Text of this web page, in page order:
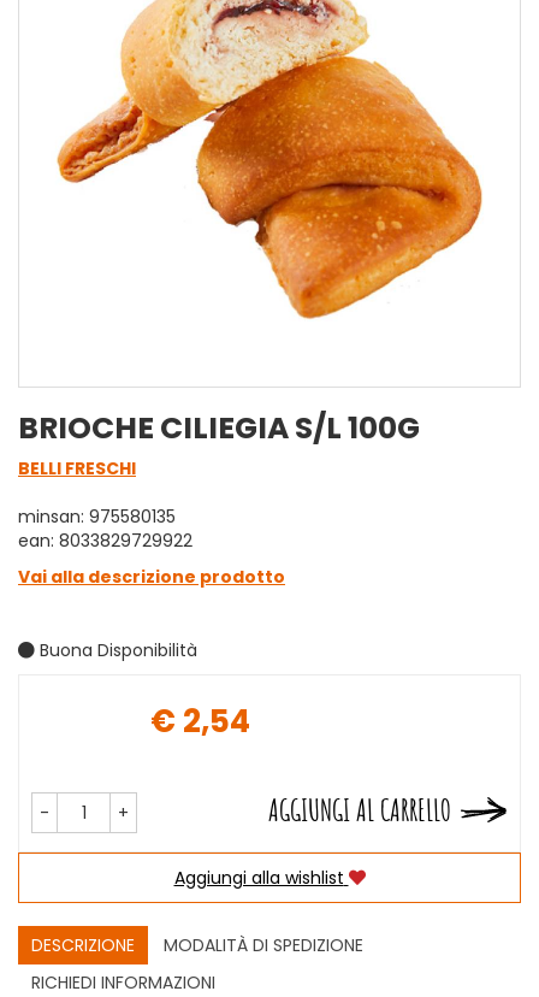
BRIOCHE CILIEGIA S/L 100G
BELLI FRESCHI
minsan: 975580135
ean: 8033829729922
Vai alla descrizione prodotto
Buona Disponibilità
€ 2,54
- + AGGIUNGI AL CARRELLO
Aggiungi alla wishlist
DESCRIZIONE
MODALITÀ DI SPEDIZIONE
RICHIEDI INFORMAZIONI